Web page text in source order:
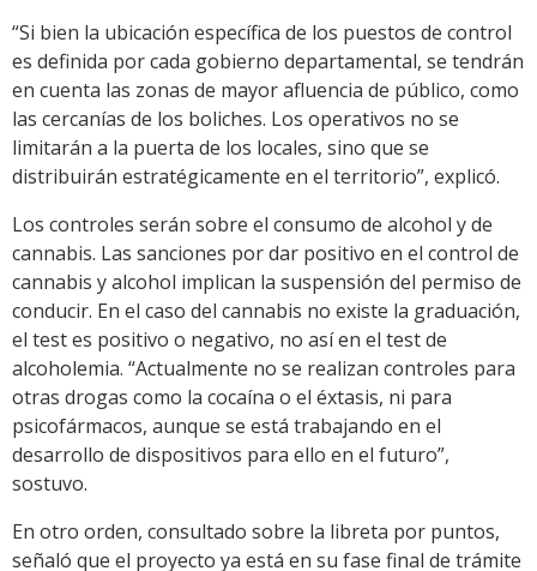
“Si bien la ubicación específica de los puestos de control
es definida por cada gobierno departamental, se tendrán
en cuenta las zonas de mayor afluencia de público, como
las cercanías de los boliches. Los operativos no se
limitarán a la puerta de los locales, sino que se
distribuirán estratégicamente en el territorio”, explicó.
Los controles serán sobre el consumo de alcohol y de
cannabis. Las sanciones por dar positivo en el control de
cannabis y alcohol implican la suspensión del permiso de
conducir. En el caso del cannabis no existe la graduación,
el test es positivo o negativo, no así en el test de
alcoholemia. “Actualmente no se realizan controles para
otras drogas como la cocaína o el éxtasis, ni para
psicofármacos, aunque se está trabajando en el
desarrollo de dispositivos para ello en el futuro”,
sostuvo.
En otro orden, consultado sobre la libreta por puntos,
señaló que el proyecto ya está en su fase final de trámite